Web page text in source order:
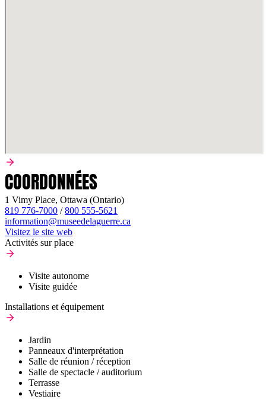
COORDONNÉES
1 Vimy Place, Ottawa (Ontario)
819 776-7000 /800 555-5621
information@museedelaguerre.ca
Visitez le site web
Activités sur place
Visite autonome
Visite guidée
Installations et équipement
Jardin
Panneaux d'interprétation
Salle de réunion / réception
Salle de spectacle / auditorium
Terrasse
Vestiaire